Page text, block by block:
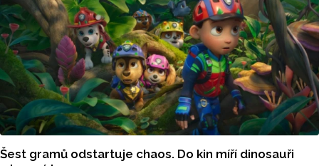
Šest gramů odstartuje chaos. Do kin míří dinosauři